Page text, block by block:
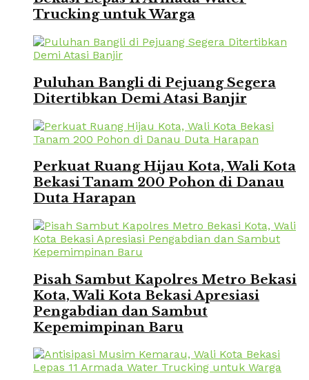
Trucking untuk Warga
Puluhan Bangli di Pejuang Segera
Ditertibkan Demi Atasi Banjir
Perkuat Ruang Hijau Kota, Wali Kota
Bekasi Tanam 200 Pohon di Danau
Duta Harapan
Pisah Sambut Kapolres Metro Bekasi
Kota, Wali Kota Bekasi Apresiasi
Pengabdian dan Sambut
Kepemimpinan Baru